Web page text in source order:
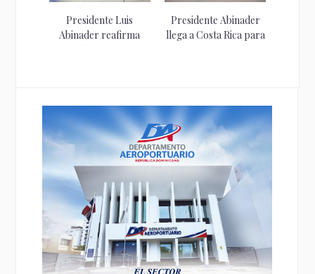
Presidente Luis
Abinader reafirma
Presidente Abinader
llega a Costa Rica para